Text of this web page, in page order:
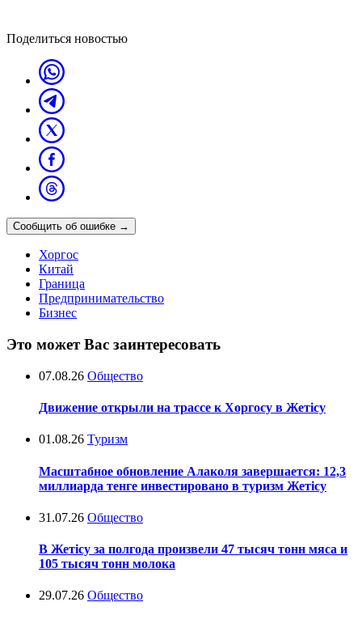
Поделиться новостью
Сообщить об ошибке →
Хоргос
Китай
Граница
Предпринимательство
Бизнес
Это может Вас заинтересовать
07.08.26 Общество
Движение открыли на трассе к Хоргосу в Жетісу
01.08.26 Туризм
Масштабное обновление Алаколя завершается: 12,3
миллиарда тенге инвестировано в туризм Жетісу
31.07.26 Общество
В Жетісу за полгода произвели 47 тысяч тонн мяса и
105 тысяч тонн молока
29.07.26 Общество